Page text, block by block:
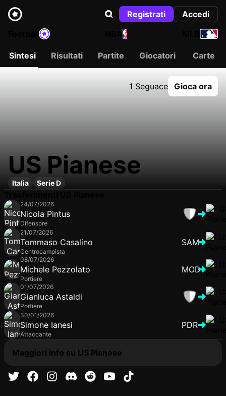
Registrati
Accedi
NBA
Sintesi Risultati Partite Giocatori Carte
1 Seguace Gioca ora
US Pianese
Italia Serie D
24/07/2026
Nicola Pintus
Difensore
21/07/2026
Tommaso Casalino
Centrocampista
SAM
08/07/2026
Michele Pezzolato
Portiere
MOD
01/07/2026
Gianluca Astaldi
Portiere
30/01/2026
Simone Ianesi
Attaccante
PDR
Maggiori info su US Pianese